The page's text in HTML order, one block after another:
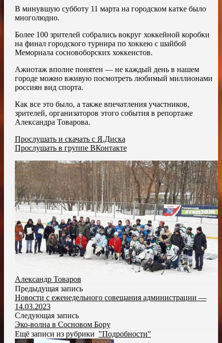
В минувшую субботу 11 марта на городском катке было
многолюдно.
Более 100 зрителей собрались вокруг хоккейной коробки
на финал городского турнира по хоккею с шайбой
Мемориала сосновоборских хоккеистов.
Ажиотаж вполне понятен — не каждый день в нашем
городе можно вживую посмотреть любимый миллионами
россиян вид спорта.
Как все это было, а также впечатления участников,
зрителей, организаторов этого события в репортаже
Александра Товарова.
Прослушать и скачать с Я.Диска
Прослушать в группе ВКонтакте
Александр Товаров
Предыдущая запись
Новости с еженедельного совещания администрации —
14.03.2023
Следующая запись
Эко-волна в Сосновом Бору
Ещё записи из рубрики "Подробности"